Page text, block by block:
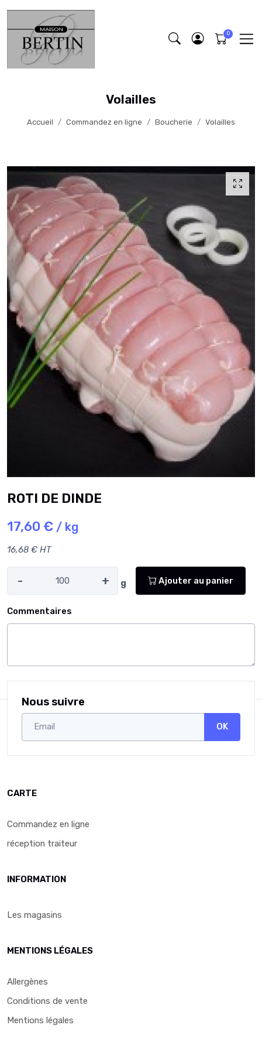
Volailles
Accueil Commandez en ligne Boucherie Volailles
ROTI DE DINDE
17,60 € / kg
16,68 € HT
- + g Ajouter au panier
Commentaires
Nous suivre
OK
CARTE
Commandez en ligne
réception traiteur
INFORMATION
Les magasins
MENTIONS LÉGALES
Allergènes
Conditions de vente
Mentions légales